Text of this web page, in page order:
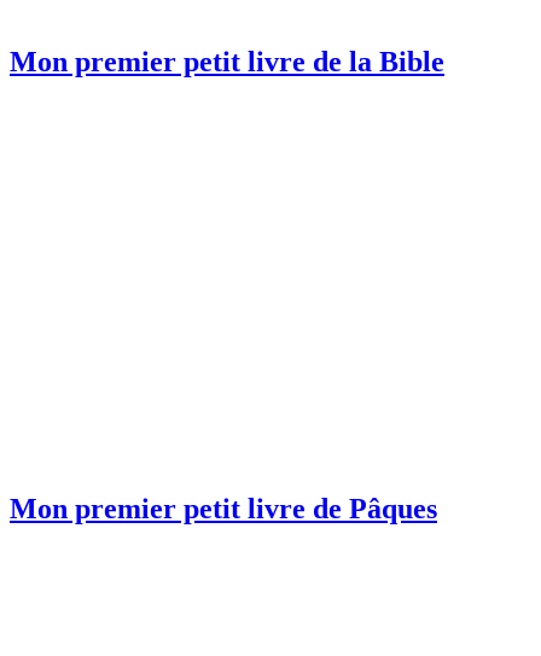
Mon premier petit livre de la Bible
Mon premier petit livre de Pâques